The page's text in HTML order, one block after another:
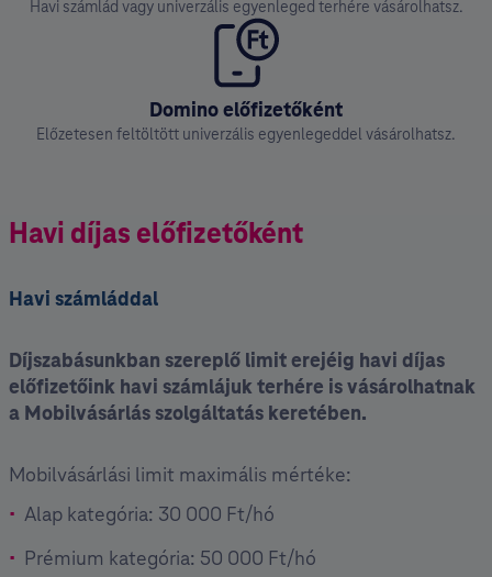
Havi számlád vagy univerzális egyenleged terhére vásárolhatsz.
Domino előfizetőként
Előzetesen feltöltött univerzális egyenlegeddel vásárolhatsz.
Havi díjas előfizetőként
Havi számláddal
Díjszabásunkban szereplő limit erejéig havi díjas
előfizetőink havi számlájuk terhére is vásárolhatnak
a Mobilvásárlás szolgáltatás keretében.
Mobilvásárlási limit maximális mértéke:
Alap kategória: 30 000 Ft/hó
Prémium kategória: 50 000 Ft/hó